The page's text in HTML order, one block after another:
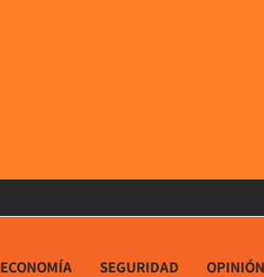
ECONOMÍA SEGURIDAD OPINIÓN